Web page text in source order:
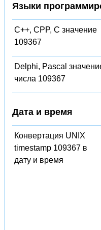
Языки
C++, CPP, C значение
109367
Delphi, Pascal
числа 109367
Дата и время
Конвертация UNIX
timestamp 109367 в
дату и время